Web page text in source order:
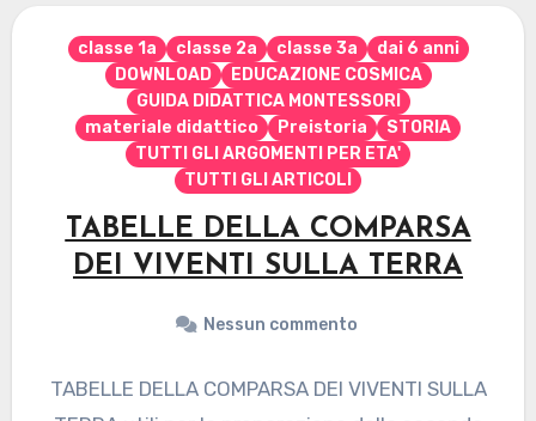
classe 1a classe 2a classe 3a
dai 6 anni
DOWNLOAD
EDUCAZIONE COSMICA
GUIDA DIDATTICA MONTESSORI
materiale didattico
Preistoria
STORIA
TUTTI GLI ARGOMENTI PER ETA'
TUTTI GLI ARTICOLI
TABELLE DELLA COMPARSA
DEI VIVENTI SULLA TERRA
Nessun commento
TABELLE DELLA COMPARSA DEI VIVENTI SULLA